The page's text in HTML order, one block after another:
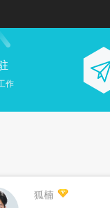
作
狐楠